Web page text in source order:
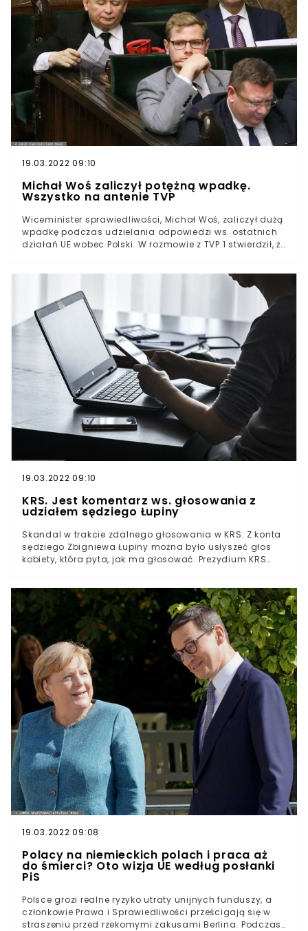
19.03.2022 09:10
Michał Woś zaliczył potężną wpadkę.
Wszystko na antenie TVP
Wiceminister sprawiedliwości, Michał Woś, zaliczył dużą
wpadkę podczas udzielania odpowiedzi ws. ostatnich
działań UE wobec Polski. W rozmowie z TVP 1 stwierdził, że
wyjaśnił. Być może chodziło mu o podobne słowo. Czy
zostałoby ono jednak użyte w dobrym kontekście?
19.03.2022 09:10
KRS. Jest komentarz ws. głosowania z
udziałem sędziego Łupiny
Skandal w trakcie zdalnego głosowania w KRS. Z konta
sędziego Zbigniewa Łupiny można było usłyszeć głos
kobiety, która pyta, jak ma głosować. Prezydium KRS
19.03.2022 09:08
Polacy na niemieckich polach i praca aż
do śmierci? Oto wizja UE według posłanki
PiS
Polsce grozi realne ryzyko utraty unijnych funduszy, a
członkowie Prawa i Sprawiedliwości prześcigają się w
straszeniu przed rzekomymi zakusami Berlina. Podczas